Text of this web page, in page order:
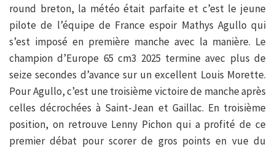
round breton, la météo était parfaite et c’est le jeune
pilote de l’équipe de France espoir Mathys Agullo qui
s’est imposé en première manche avec la manière. Le
champion d’Europe 65 cm3 2025 termine avec plus de
seize secondes d’avance sur un excellent Louis Morette.
Pour Agullo, c’est une troisième victoire de manche après
celles décrochées à Saint-Jean et Gaillac. En troisième
position, on retrouve Lenny Pichon qui a profité de ce
premier débat pour scorer de gros points en vue du